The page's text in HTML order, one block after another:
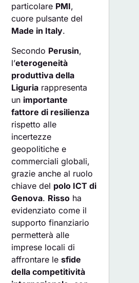
particolare PMI,
cuore pulsante del
Made in Italy.
Secondo Perusin,
l’eterogeneità
produttiva della
Liguria rappresenta
un importante
fattore di resilienza
rispetto alle
incertezze
geopolitiche e
commerciali globali,
grazie anche al ruolo
chiave del polo ICT di
Genova. Risso ha
evidenziato come il
supporto finanziario
permetterà alle
imprese locali di
affrontare lesfide
della competitività